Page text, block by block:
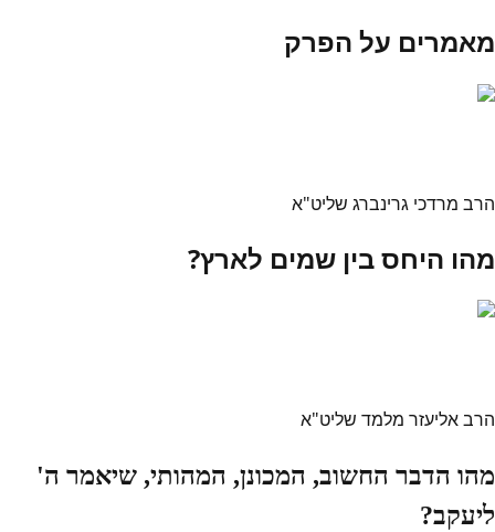
מאמרים על הפרק
הרב מרדכי גרינברג שליט"א
מהו היחס בין שמים לארץ?
הרב אליעזר מלמד שליט"א
מהו הדבר החשוב, המכונן, המהותי, שיאמר ה'
ליעקב?